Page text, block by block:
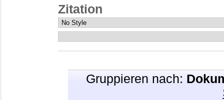
Zitation
Gruppieren nach: